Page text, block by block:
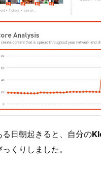
日朝起きると、自分の
くりしました。